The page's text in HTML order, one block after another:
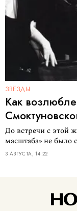
ЗВЁЗДЫ
Как
До встречи с этой
масштаба» не было
3 АВГУСТА, 14:22